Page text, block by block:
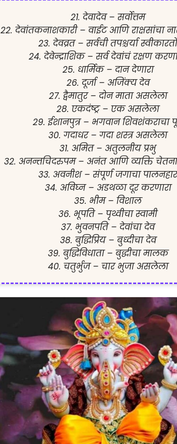
21. देवादेव – सर्वोत्तम
22. देवांतकनाशकारी – वाईट आणि राक्षसांचा
23. देवव्रत – सर्वची तपश्चर्या स्वीकारतो
24. देवेन्द्राशिक – सर्व देवांचं रक्षण
25. धार्मिक – दान देणारा
26. दूर्जा – अजिंक्य देव
27. द्वैमातुर – दोन माता असलेला
28. एकदंष्ट्र – एक असलेला
29. ईशानपुत्र – भगवान शिवशंकराचा
30. गदाधर – गदा शस्त्र असलेला
31. अमित – अतुलनीय प्रभु
32. अनन्तचिदरुपम – अनंत आणि व्यक्ति
33. अवनीश – संपूर्ण जगाचा पालनहार
34. अविघ्न – अडथळा दूर करणारा
35. भीम – विशाल
36. भूपति – पृथ्वीचा स्वामी
37. भुवनपति – देवांचा देव
38. बुद्धिप्रिय – बुध्दीचा देव
39. बुद्धिविधाता – बुद्धीचा मालक
40. चतुर्भुज – चार भुजा असलेला